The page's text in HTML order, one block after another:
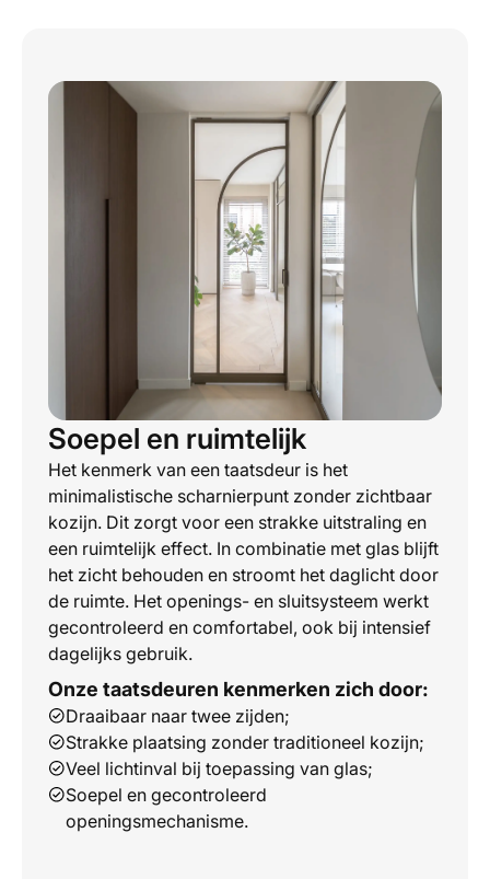
Soepel en ruimtelijk
Het kenmerk van een taatsdeur is het
minimalistische scharnierpunt zonder zichtbaar
kozijn. Dit zorgt voor een strakke uitstraling en
een ruimtelijk effect. In combinatie met glas blijft
het zicht behouden en stroomt het daglicht door
de ruimte. Het openings- en sluitsysteem werkt
gecontroleerd en comfortabel, ook bij intensief
dagelijks gebruik.
Onze taatsdeuren kenmerken zich door:
Draaibaar naar twee zijden;
Strakke plaatsing zonder traditioneel kozijn;
Veel lichtinval bij toepassing van glas;
Soepel en gecontroleerd
openingsmechanisme.